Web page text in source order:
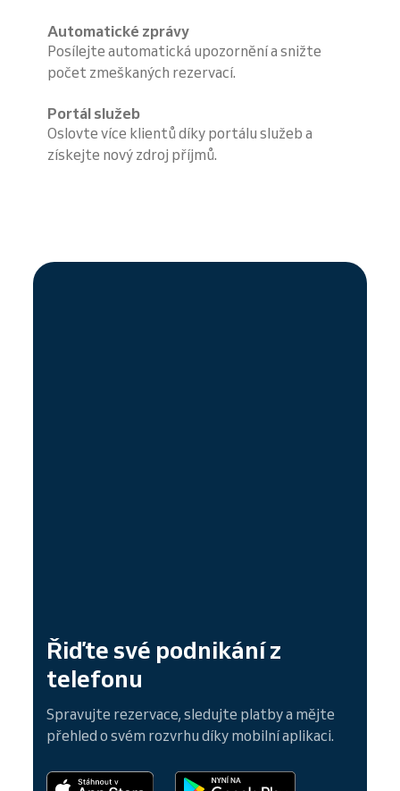
Automatické zprávy
Posílejte automatická upozornění a snižte
počet zmeškaných rezervací.
Portál služeb
Oslovte více klientů díky portálu služeb a
získejte nový zdroj příjmů.
Řiďte své podnikání z
telefonu
Spravujte rezervace, sledujte platby a mějte
přehled o svém rozvrhu díky mobilní aplikaci.